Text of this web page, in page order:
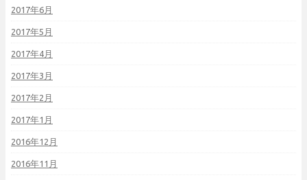
2017年6月
2017年5月
2017年4月
2017年3月
2017年2月
2017年1月
2016年12月
2016年11月